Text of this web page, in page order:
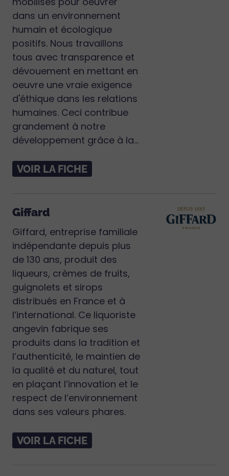
dans un environnement
humain et écologique
positifs. Nous travaillons
tous avec transparence et
dévouement en mettant en
oeuvre une vraie exigence
d'éthique dans les relations
humaines. Ceci contribue
grandement à notre
développement grâce à la...
VOIR LA FICHE
Giffard
Giffard, entreprise familiale
indépendante depuis plus
de 130 ans, produit des
liqueurs, crèmes de fruits,
guignolets et sirops
distribués en France et à
l’international. Ce liquoriste
angevin fabrique ses
produits dans la tradition et
l’authenticité, le maintien de
la qualité et du naturel, tout
en plaçant l’innovation et le
respect de l’environnement
dans ses valeurs phares.
VOIR LA FICHE